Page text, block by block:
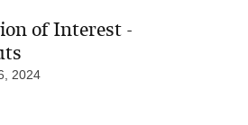
of Interest -
2024